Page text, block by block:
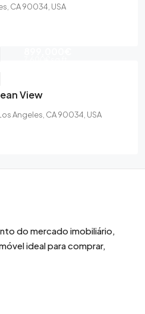
CA 90034, USA
View
Angeles, CA 90034, USA
do mercado imobiliário,
ideal para comprar,